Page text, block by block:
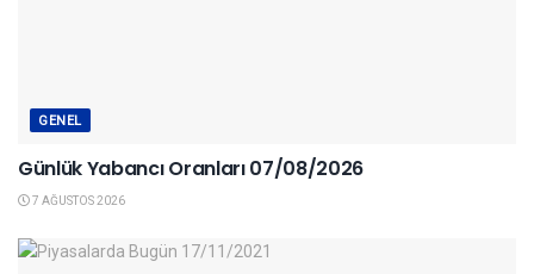
GENEL
Günlük Yabancı Oranları 07/08/2026
7 AĞUSTOS 2026